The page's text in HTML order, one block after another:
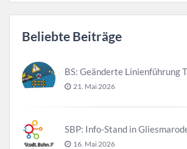
Beliebte Beiträge
BS: Geänderte Linienführung
21. Mai 2026
16. Mai 2026